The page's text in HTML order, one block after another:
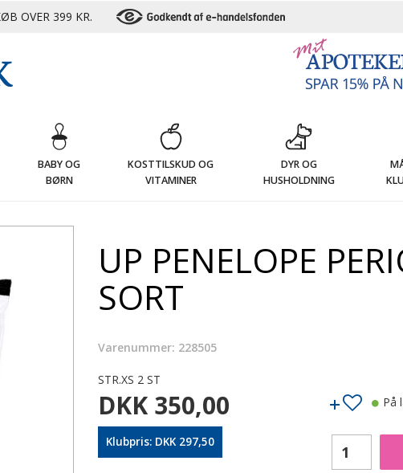
OVER 399 KR.
BABY OG
BØRN
KOSTTILSKUD OG
VITAMINER
DYR OG
HUSHOLDNING
UP PENELOPE
SORT
Varenummer: 228505
STR.XS 2 ST
DKK 350,00
Klubpris: DKK 297,50
På